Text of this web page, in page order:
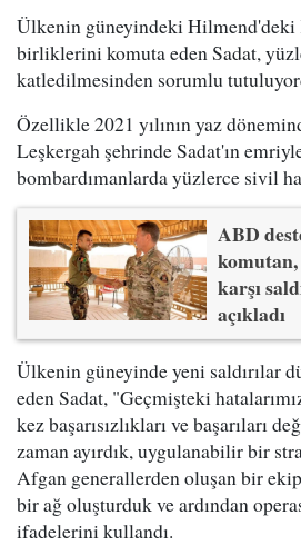
Ülkenin güneyindeki
birliklerini komuta eden Sadat,
katledilmesinden sorumlu
Özellikle 2021 yılının yaz
Leşkergah şehrinde Sadat'ın
bombardımanlarda yüzlerce sivil
ABD
karşı
açıkladı
Ülkenin güneyinde yeni saldırılar
eden Sadat, "Geçmişteki
kez başarısızlıkları ve başarıları
zaman ayırdık, uygulanabilir bir
Afgan generallerden oluşan bir
bir ağ oluşturduk ve ardından
ifadelerini kullandı.